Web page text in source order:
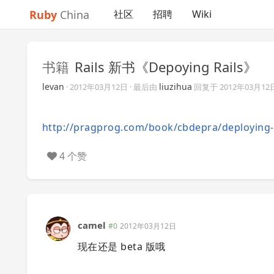
Ruby China 社区 招聘 Wiki
书籍 Rails 新书《Depoying Rails》
levan ·2012年03月12日 · 最后由 liuzihua 回复于2012年03月12
http://pragprog.com/book/cbdepra/
4 个赞
camel #0 2012年03月12日
现在还是 beta 版哦